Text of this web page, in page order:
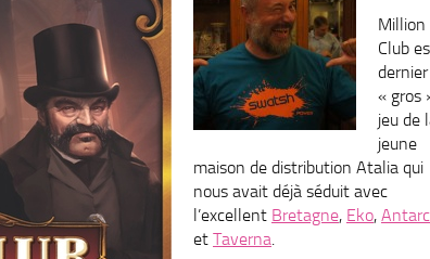
Million
Club
dernier
« gros
jeu de
jeune
maison de distribution Atalia qui
nous avait déjà séduit avec
l’excellent Bretagne, Eko,
et Taverna.